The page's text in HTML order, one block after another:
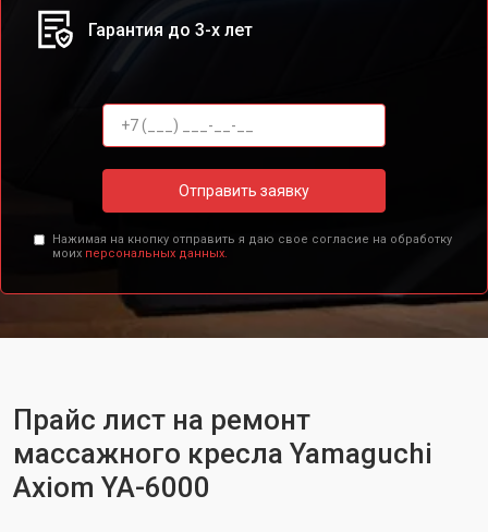
Гарантия до 3-х лет
Отправить заявку
Нажимая на кнопку отправить я даю свое согласие на обработку
моих персональных данных.
Прайс лист на ремонт
массажного кресла Yamaguchi
Axiom YA-6000